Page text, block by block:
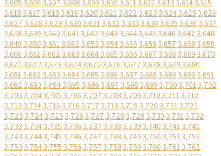
3,605 3,606 3,607 3,608 3,609 3,610 3,6113,612 3,613 3,6143,615
3,616 3,617 3,618 3,619 3,620 3,6213,622 3,623 3,6243,625 3,626
3,627 3,628 3,629 3,630 3,6313,632 3,633 3,6343,635 3,636 3,637
3,638 3,639 3,640 3,6413,642 3,643 3,6443,645 3,646 3,647 3,648
3,649 3,650 3,6513,652 3,653 3,6543,655 3,656 3,657 3,658 3,659
3,660 3,6613,662 3,663 3,6643,665 3,666 3,667 3,668 3,669 3,670
3,6713,672 3,673 3,6743,675 3,676 3,677 3,678 3,679 3,680
3,6813,682 3,683 3,6843,685 3,686 3,687 3,688 3,689 3,690 3,691
3,692 3,693 3,6943,695 3,696 3,697 3,698 3,699 3,700 3,7013,702
3,703 3,7043,705 3,706 3,707 3,708 3,709 3,710 3,7113,712
3,713 3,7143,715 3,716 3,717 3,718 3,719 3,720 3,7213,722
3,723 3,7243,725 3,726 3,727 3,728 3,729 3,730 3,7313,732
3,733 3,7343,735 3,736 3,737 3,738 3,739 3,740 3,7413,742
3,743 3,7443,745 3,746 3,747 3,748 3,749 3,750 3,7513,752
3,753 3,7543,755 3,756 3,757 3,758 3,759 3,760 3,7613,762